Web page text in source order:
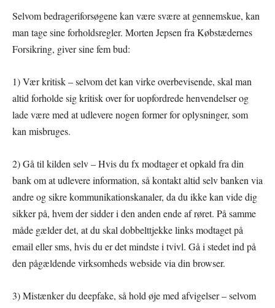
Selvom bedrageriforsøgene kan være svære at gennemskue, kan
man tage sine forholdsregler. Morten Jepsen fra Købstædernes
Forsikring, giver sine fem bud:
1) Vær kritisk – selvom det kan virke overbevisende, skal man
altid forholde sig kritisk over for uopfordrede henvendelser og
lade være med at udlevere nogen former for oplysninger, som
kan misbruges.
2) Gå til kilden selv – Hvis du fx modtager et opkald fra din
bank om at udlevere information, så kontakt altid selv banken via
andre og sikre kommunikationskanaler, da du ikke kan vide dig
sikker på, hvem der sidder i den anden ende af røret. På samme
måde gælder det, at du skal dobbelttjekke links modtaget på
email eller sms, hvis du er det mindste i tvivl. Gå i stedet ind på
den pågældende virksomheds webside via din browser.
3) Mistænker du deepfake, så hold øje med afvigelser – selvom